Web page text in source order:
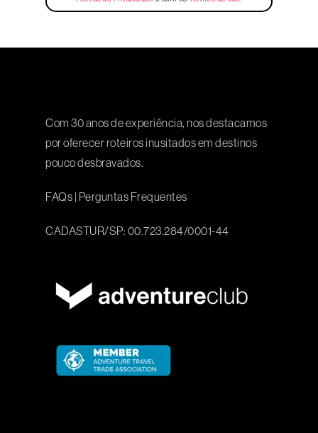
Com 30 anos de experiência, nos destacamos
por oferecer roteiros inusitados em destinos
pouco desbravados.
FAQs | Perguntas Frequentes
CADASTUR/SP: 00.723.284/0001-44